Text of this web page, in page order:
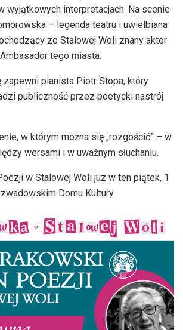
wyjątkowych interpretacjach. Na scenie
– legenda teatru i uwielbiana
ze Stalowej Woli znany aktor
tego miasta.
zapewni pianista Piotr Stopa, który
publiczność przez poetycki nastrój
w którym można się „rozgościć” – w
wersami i w uważnym słuchaniu.
w Stalowej Woli juz w ten piątek, 1
Domu Kultury.